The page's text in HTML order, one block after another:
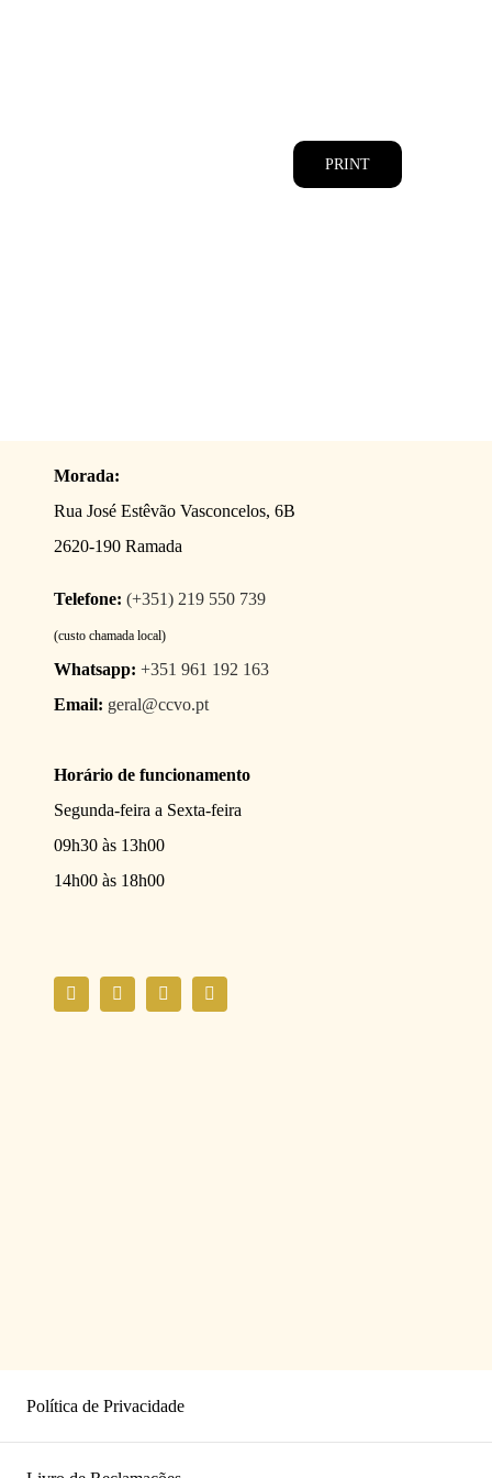
PRINT
Política de Privacidade
Morada:
Rua José Estêvão Vasconcelos, 6B
2620-190 Ramada
Telefone: (+351) 219 550 739
(custo chamada local)
Whatsapp: +351 961 192 163
Email: geral@ccvo.pt
Horário de funcionamento
Segunda-feira a Sexta-feira
09h30 às 13h00
14h00 às 18h00